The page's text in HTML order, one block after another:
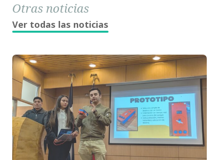
Otras noticias
Ver todas las noticias